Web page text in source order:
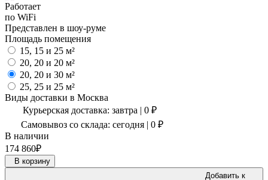
Работает
по WiFi
Представлен в шоу-руме
Площадь помещения
15, 15 и 25 м²
20, 20 и 20 м²
20, 20 и 30 м²
25, 25 и 25 м²
Виды доставки в Москва
Курьерская доставка: завтра | 0 ₽
Самовывоз со склада: сегодня | 0 ₽
В наличии
174 860₽
В корзину
Добавить к